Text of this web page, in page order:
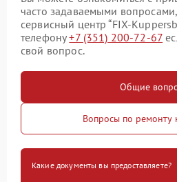
часто задаваемыми
сервисный центр “FIX-
телефону+7 (351) 200-72-67
свой вопрос.
Общие
Вопросы по
Какие документы вы предоставляете?